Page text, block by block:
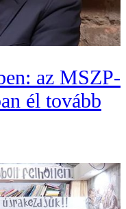
az MSZP-
él tovább